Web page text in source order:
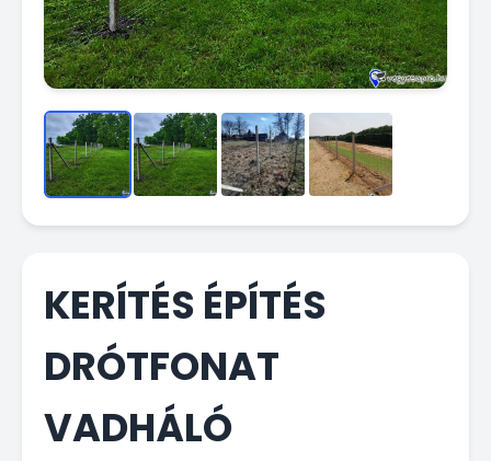
KERÍTÉS ÉPÍTÉS
DRÓTFONAT
VADHÁLÓ